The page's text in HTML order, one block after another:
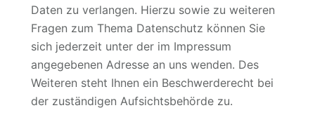
Daten zu verlangen. Hierzu sowie zu weiteren
Fragen zum Thema Datenschutz können Sie
sich jederzeit unter der im Impressum
angegebenen Adresse an uns wenden. Des
Weiteren steht Ihnen ein Beschwerderecht bei
der zuständigen Aufsichtsbehörde zu.